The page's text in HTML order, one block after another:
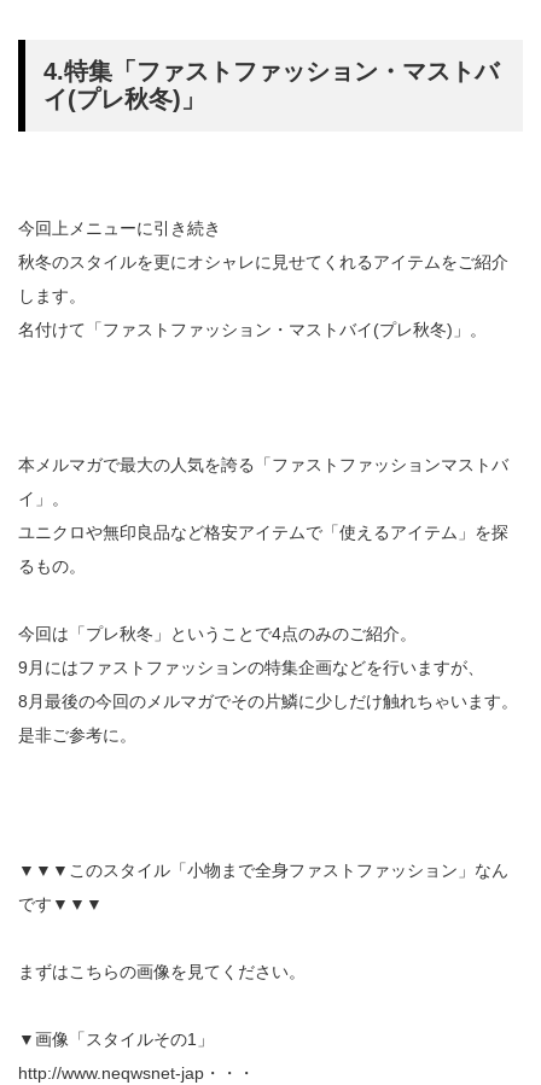
4.特集「ファストファッション・マストバ
イ(プレ秋冬)」
今回上メニューに引き続き
秋冬のスタイルを更にオシャレに見せてくれるアイテムをご紹介
します。
名付けて「ファストファッション・マストバイ(プレ秋冬)」。
本メルマガで最大の人気を誇る「ファストファッションマストバ
イ」。
ユニクロや無印良品など格安アイテムで「使えるアイテム」を探
るもの。
今回は「プレ秋冬」ということで4点のみのご紹介。
9月にはファストファッションの特集企画などを行いますが、
8月最後の今回のメルマガでその片鱗に少しだけ触れちゃいます。
是非ご参考に。
▼▼▼このスタイル「小物まで全身ファストファッション」なん
です▼▼▼
まずはこちらの画像を見てください。
▼画像「スタイルその1」
http://www.neqwsnet-jap・・・